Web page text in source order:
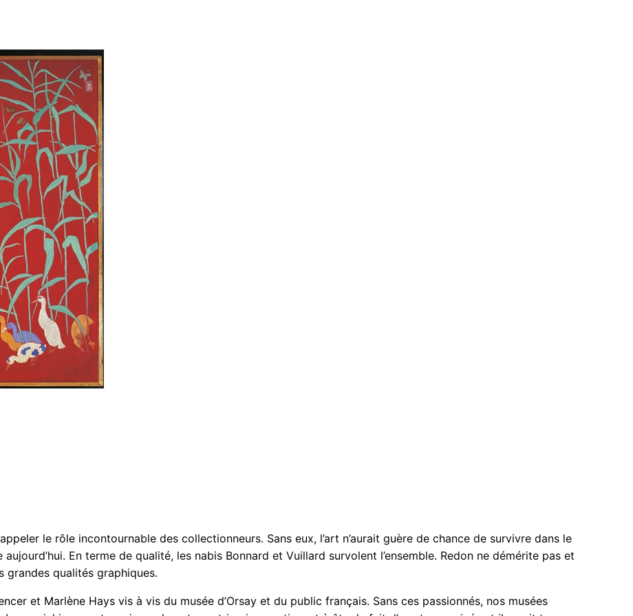
le rôle incontournable des collectionneurs. Sans eux, l’art n’aurait guère de chance de survivre dans le
En terme de qualité, les nabis Bonnard et Vuillard survolent l’ensemble. Redon ne démérite pas et
grandes qualités graphiques.
et Marlène Hays vis à vis du musée d’Orsay et du public français. Sans ces passionnés, nos musées